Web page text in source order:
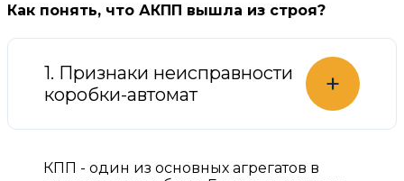
Как понять, что АКПП вышла из строя?
1. Признаки неисправности
коробки-автомат
+
КПП - один из основных агрегатов в